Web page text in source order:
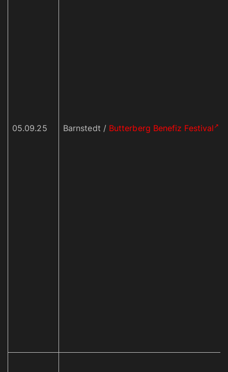
05.09.25 Barnstedt / Butterberg Benefiz Festival